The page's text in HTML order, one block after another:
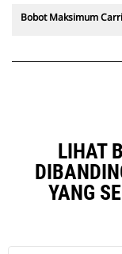
Bobot Maksimum
LIHAT
YANG